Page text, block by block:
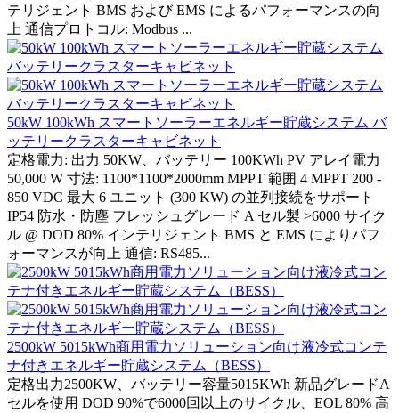
テリジェント BMS および EMS によるパフォーマンスの向
上 通信プロトコル: Modbus ...
50kW 100kWh スマートソーラーエネルギー貯蔵システム バ
ッテリークラスターキャビネット
定格電力: 出力 50KW、バッテリー 100KWh PV アレイ電力
50,000 W 寸法: 1100*1100*2000mm MPPT 範囲 4 MPPT 200 -
850 VDC 最大 6 ユニット (300 KW) の並列接続をサポート
IP54 防水・防塵 フレッシュグレード A セル製 >6000 サイク
ル @ DOD 80% インテリジェント BMS と EMS によりパフ
ォーマンスが向上 通信: RS485...
2500kW 5015kWh商用電力ソリューション向け液冷式コンテ
ナ付きエネルギー貯蔵システム（BESS）
定格出力2500KW、バッテリー容量5015KWh 新品グレードA
セルを使用 DOD 90%で6000回以上のサイクル、EOL 80% 高